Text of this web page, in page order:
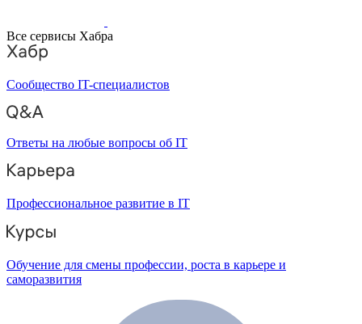
Все сервисы Хабра
Сообщество IT-специалистов
Ответы на любые вопросы об IT
Профессиональное развитие в IT
Обучение для смены профессии, роста в карьере и
саморазвития